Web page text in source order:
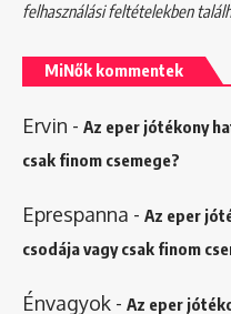
felhasználási feltételekben
MiNők kommentek
Ervin - Az eper jótékony
csak finom csemege?
Eprespanna - Az eper
csodája vagy csak finom
Énvagyok - Az eper